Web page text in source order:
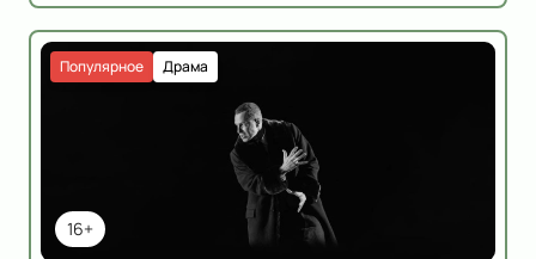
16+
Драма
Популярное